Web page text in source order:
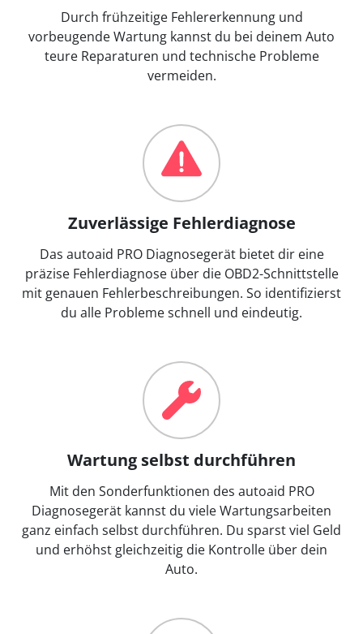
Durch frühzeitige Fehlererkennung und
vorbeugende Wartung kannst du bei deinem Auto
teure Reparaturen und technische Probleme
vermeiden.
Zuverlässige Fehlerdiagnose
Das autoaid PRO Diagnosegerät bietet dir eine
präzise Fehlerdiagnose über die OBD2-Schnittstelle
mit genauen Fehlerbeschreibungen. So identifizierst
du alle Probleme schnell und eindeutig.
Wartung selbst durchführen
Mit den Sonderfunktionen des autoaid PRO
Diagnosegerät kannst du viele Wartungsarbeiten
ganz einfach selbst durchführen. Du sparst viel Geld
und erhöhst gleichzeitig die Kontrolle über dein
Auto.